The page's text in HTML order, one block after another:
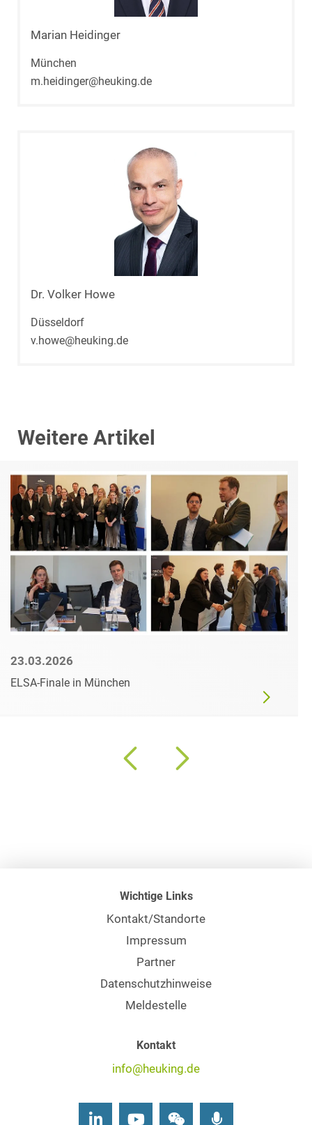
Marian Heidinger
München
m.heidinger@heuking.de
Dr. Volker Howe
Düsseldorf
v.howe@heuking.de
Weitere Artikel
23.03.2026
ELSA-Finale in München
Wichtige Links
Kontakt/Standorte
Impressum
Partner
Datenschutzhinweise
Meldestelle
Kontakt
info@heuking.de